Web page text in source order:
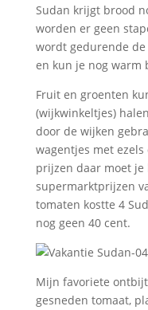
Sudan krijgt brood
worden er geen
wordt gedurende
en kun je nog warm
Fruit en groenten
(wijkwinkeltjes)
door de wijken
wagentjes met
prijzen daar moet je
supermarktprijzen
tomaten kostte 4
nog geen 40 cent.
Mijn favoriete
gesneden tomaat,